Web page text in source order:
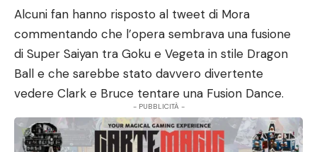
Alcuni fan hanno risposto al tweet di Mora
commentando che l’opera sembrava una fusione
di Super Saiyan tra Goku e Vegeta in stile Dragon
Ball e che sarebbe stato davvero divertente
vedere Clark e Bruce tentare una Fusion Dance.
- PUBBLICITÀ -